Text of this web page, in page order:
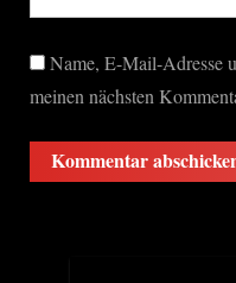
Name, E-Mail-Adresse
meinen nächsten